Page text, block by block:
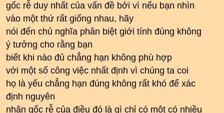
gốc rễ duy nhất của vấn đề bởi vì nếu bạn nhìn
vào một thứ rất giống nhau, hãy
nói đến chủ nghĩa phân biệt giới tính đúng không
ý tưởng cho rằng bạn
biết khi nào đủ chẳng hạn không phù hợp
với một số công việc nhất định vì chúng ta coi
họ là yếu chẳng hạn đúng không rất khó để xác
định nguyên
nhân gốc rễ của điều đó là gì chỉ có một có nhiều